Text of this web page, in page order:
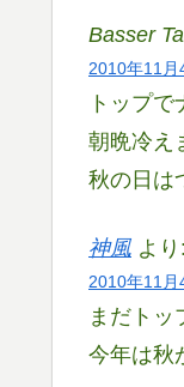
Basser
2010年11月
トップで
朝晩冷え
秋の日は
神風 より:
2010年11月
まだトッ
今年は秋